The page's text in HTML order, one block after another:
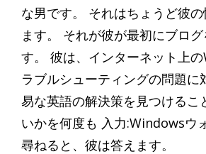
な男です。 それはちょうど彼
ます。 それが彼が最初にブロ
す。 彼は、インターネット上
ラブルシューティングの問題に
易な英語の解決策を見つけるこ
いかを何度も 入力:Windowsウ
尋ねると、彼は答えます。